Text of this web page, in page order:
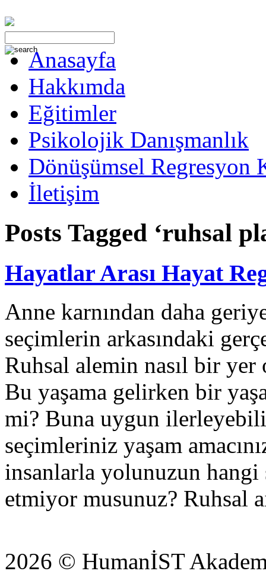
Anasayfa
Hakkımda
Eğitimler
Psikolojik Danışmanlık
Dönüşümsel Regresyon
İletişim
Posts Tagged ‘ruhsal
Hayatlar Arası Hayat
Anne karnından daha
seçimlerin arkasındaki
Ruhsal alemin nasıl bir yer
Bu yaşama gelirken bir
mi? Buna uygun
seçimleriniz yaşam
insanlarla yolunuzun
etmiyor musunuz?
2026 © HumanİST